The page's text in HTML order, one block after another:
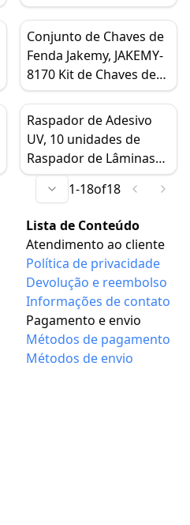
Desmontada Inclui 20
Tipos de Cabeça de
Parafuso Uma Alça
Antiderrapante
Conjunto de Chaves de
Fenda Jakemy, JAKEMY-
8170 Kit de Chaves de
Fenda de Precisão para
Laptops, Relógios,
Óculos, Smartphones
Raspador de Adesivo
UV, 10 unidades de
Raspador de Lâminas
de Plástico para
Limpeza de Cola UV
Adesivos de LCD de
Celular e Tablet
1-18of18
Lista de Conteúdo
Atendimento ao cliente
Política de privacidade
Devolução e reembolso
Informações de contato
Pagamento e envio
Métodos de pagamento
Métodos de envio